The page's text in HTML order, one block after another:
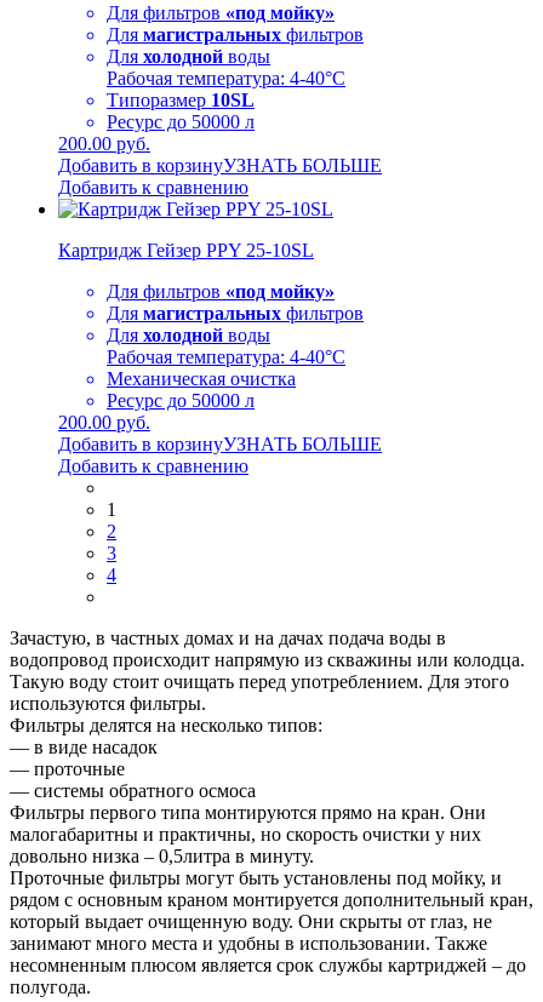
Для фильтров «под мойку»
Для магистральных фильтров
Для холодной воды
Рабочая температура: 4-40°C
Типоразмер 10SL
Ресурс до 50000 л
200.00 руб.
Добавить в корзинуУЗНАТЬ БОЛЬШЕ
Добавить к сравнению
Картридж Гейзер PPY 25-10SL
Для фильтров «под мойку»
Для магистральных фильтров
Для холодной воды
Рабочая температура: 4-40°C
Механическая очистка
Ресурс до 50000 л
200.00 руб.
Добавить в корзинуУЗНАТЬ БОЛЬШЕ
Добавить к сравнению
1
2
3
4
Зачастую, в частных домах и на дачах подача воды в
водопровод происходит напрямую из скважины или колодца.
Такую воду стоит очищать перед употреблением. Для этого
используются фильтры.
Фильтры делятся на несколько типов:
— в виде насадок
— проточные
— системы обратного осмоса
Фильтры первого типа монтируются прямо на кран. Они
малогабаритны и практичны, но скорость очистки у них
довольно низка – 0,5литра в минуту.
Проточные фильтры могут быть установлены под мойку, и
рядом с основным краном монтируется дополнительный кран,
который выдает очищенную воду. Они скрыты от глаз, не
занимают много места и удобны в использовании. Также
несомненным плюсом является срок службы картриджей – до
полугода.